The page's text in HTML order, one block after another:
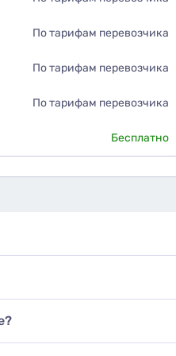
По тарифам перевозчика
По тарифам перевозчика
По тарифам перевозчика
Бесплатно